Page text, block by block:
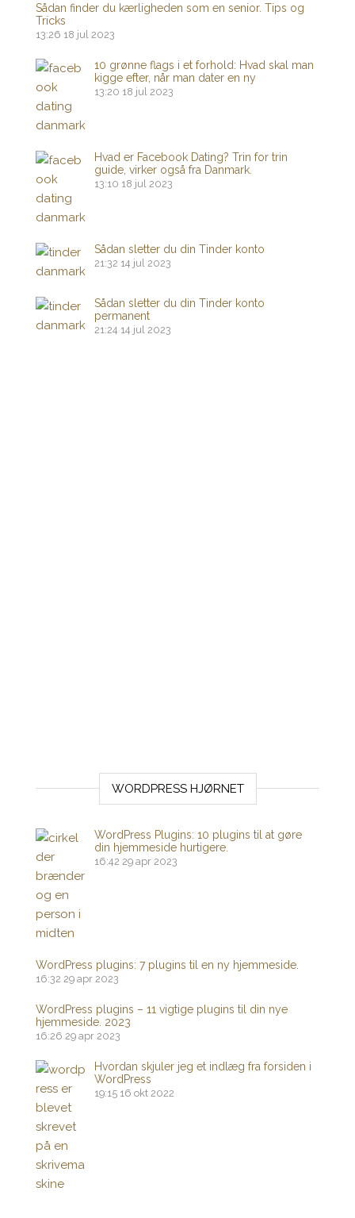
Sådan finder du kærligheden som en senior. Tips og
Tricks
13:26 18 jul 2023
10 grønne flags i et forhold: Hvad skal man
kigge efter, når man dater en ny
13:20 18 jul 2023
Hvad er Facebook Dating? Trin for trin
guide, virker også fra Danmark.
13:10 18 jul 2023
Sådan sletter du din Tinder konto
21:32 14 jul 2023
Sådan sletter du din Tinder konto
permanent
21:24 14 jul 2023
WORDPRESS HJØRNET
WordPress Plugins: 10 plugins til at gøre
din hjemmeside hurtigere.
16:42 29 apr 2023
WordPress plugins: 7 plugins til en ny hjemmeside.
16:32 29 apr 2023
WordPress plugins – 11 vigtige plugins til din nye
hjemmeside. 2023
16:26 29 apr 2023
Hvordan skjuler jeg et indlæg fra forsiden i
WordPress
19:15 16 okt 2022